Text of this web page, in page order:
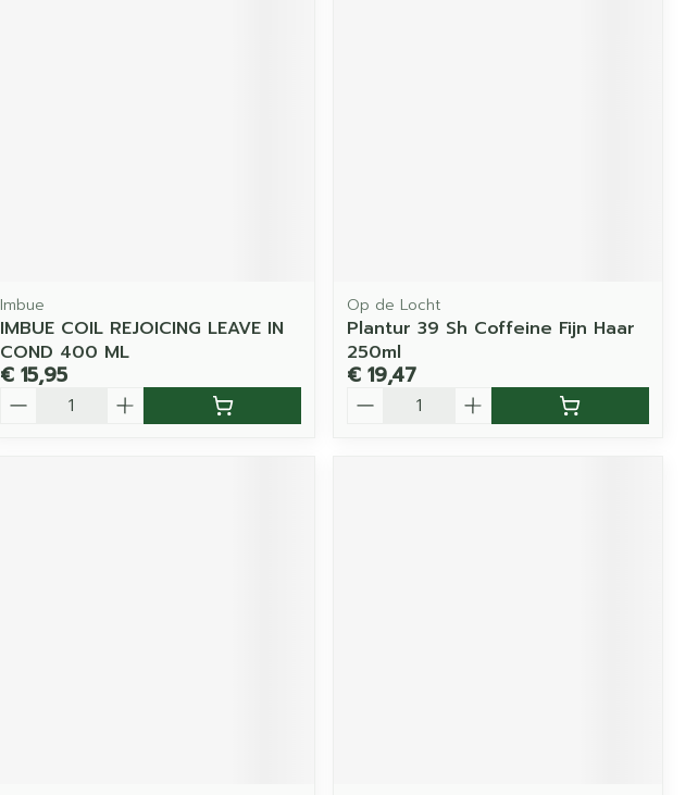
Imbue
IMBUE COIL REJOICING LEAVE IN
COND 400 ML
€ 15,95
Op de Locht
Plantur 39 Sh Coffeine Fijn Haar
250ml
€ 19,47